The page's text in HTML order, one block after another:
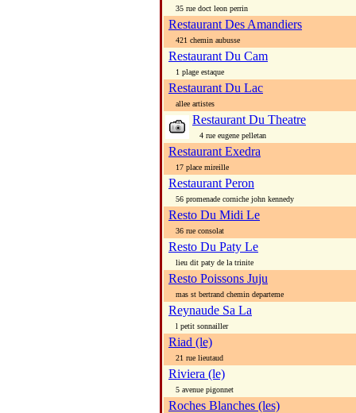
35 rue doct leon perrin
Restaurant Des Amandiers
421 chemin aubusse
Restaurant Du Cam
1 plage estaque
Restaurant Du Lac
allee artistes
Restaurant Du Theatre
4 rue eugene pelletan
Restaurant Exedra
17 place mireille
Restaurant Peron
56 promenade corniche john kennedy
Resto Du Midi Le
36 rue consolat
Resto Du Paty Le
lieu dit paty de la trinite
Resto Poissons Juju
mas st bertrand chemin departeme
Reynaude Sa La
l petit sonnailler
Riad (le)
21 rue lieutaud
Riviera (le)
5 avenue pigonnet
Roches Blanches (les)